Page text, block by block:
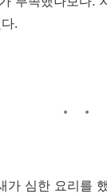
.
가 심한 요리를